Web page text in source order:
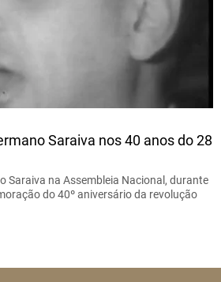
Saraiva nos 40 anos do 28
Saraiva na Assembleia Nacional, durante
do 40º aniversário da revolução